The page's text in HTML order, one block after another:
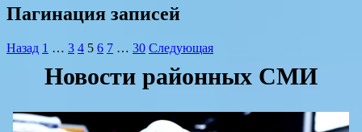
Пагинация записей
Назад 1 … 3 4 5 6 7 … 30 Следующая